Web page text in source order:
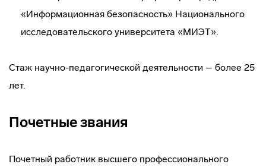
«Информационная безопасность» Национального
исследовательского университета «МИЭТ».
Стаж научно-педагогической деятельности – более 25
лет.
Почетные звания
Почетный работник высшего профессионального